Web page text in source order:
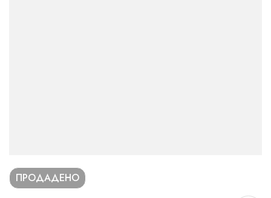
ПРОДАДЕНО